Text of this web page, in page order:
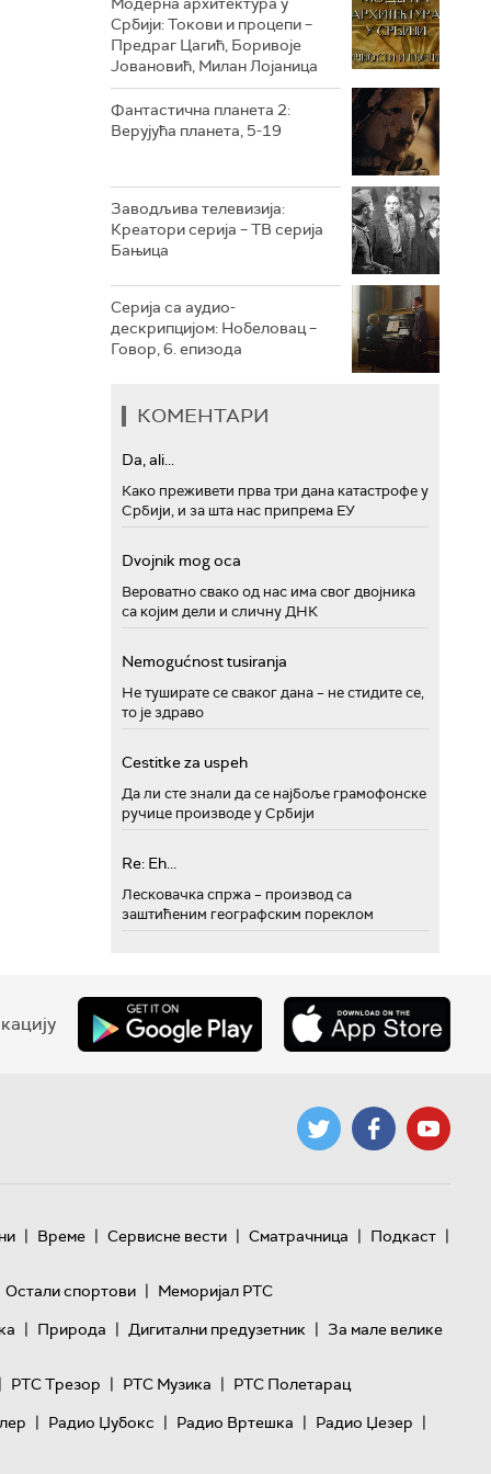
РТС ТРЕЗОР
РТС МУЗИКА
РТС ПОЛЕТАРАЦ
Србији: Токови и процепи –
Предраг Цагић, Боривоје
Јовановић, Милан Лојаница
Фантастична планета 2:
Верујућа планета, 5-19
Заводљива телевизија:
Креатори серија – ТВ серија
Бањица
Серија са аудио-
дескрипцијом: Нобеловац –
Говор, 6. епизода
КОМЕНТАРИ
Da, ali...
Како преживети прва три дана катастрофе у
Србији, и за шта нас припрема ЕУ
Dvojnik mog oca
Вероватно свако од нас има свог двојника
са којим дели и сличну ДНК
Nemogućnost tusiranja
Не туширате се сваког дана – не стидите се,
то је здраво
Cestitke za uspeh
Да ли сте знали да се најбоље грамофонске
ручице производе у Србији
Re: Eh...
Лесковачка спржа – производ са
заштићеним географским пореклом
| Време | Сервисне вести | Сматрачница | Подкаст |
Остали спортови | Меморијал РТС
| Природа | Дигитални предузетник | За мале велике
| РТС Трезор | РТС Музика | РТС Полетарац
| Радио Џубокс | Радио Вртешка | Радио Џезер |